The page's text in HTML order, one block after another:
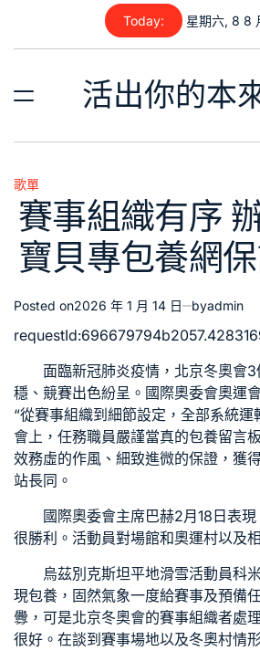
content
Today: 星期六, 8 8
活出你的本
Posted
in
歌單
賽事組織有序
寶貝專包養網
Posted on2026 年 1 月 14 日 byadmin
面臨新冠肺炎疫情，北京冬奧會
穩、競賽出色紛呈。國際奧委會奧運
“從賽事組織到細節設定，全部系統運
會上，任務職員嚴謹當真的包養留言
效務虛的作風、細致進微的保證，獲
站長同。
國際奧委會主席巴赫2月18日表
很勝利。活動員對場館和奧運村以及
烏茲別克斯坦平地滑雪活動員科
現包養 ，固然氣象一度給賽事及預備
釁，可是北京冬奧會的賽事組織者處
很好。在談到賽事場地以及冬奧村情